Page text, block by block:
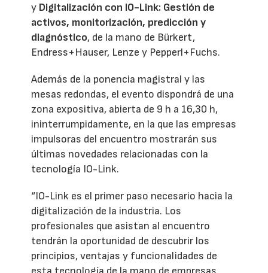
y Digitalización con IO-Link: Gestión de
activos, monitorización, predicción y
diagnóstico, de la mano de Bürkert,
Endress+Hauser, Lenze y Pepperl+Fuchs.
Además de la ponencia magistral y las
mesas redondas, el evento dispondrá de una
zona expositiva, abierta de 9 h a 16,30 h,
ininterrumpidamente, en la que las empresas
impulsoras del encuentro mostrarán sus
últimas novedades relacionadas con la
tecnología IO-Link.
“IO-Link es el primer paso necesario hacia la
digitalización de la industria. Los
profesionales que asistan al encuentro
tendrán la oportunidad de descubrir los
principios, ventajas y funcionalidades de